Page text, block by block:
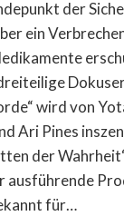
der
ein
wird von
Ari Pines
der
ausführende
für…